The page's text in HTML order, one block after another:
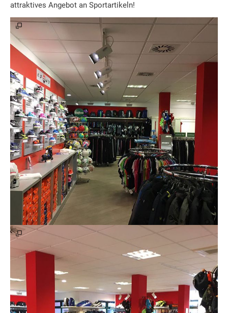
attraktives Angebot an Sportartikeln!